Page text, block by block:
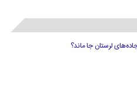
لرستان جا ماند؟